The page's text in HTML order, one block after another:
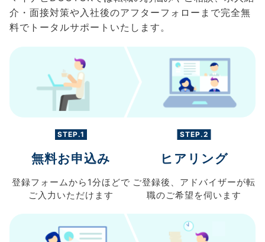
介・面接対策や入社後のアフターフォローまで完全無
料でトータルサポートいたします。
STEP.1
無料お申込み
登録フォームから 1分ほどで
ご入力 いただけます
STEP.2
ヒアリング
ご登録後、 アドバイザーが転
職のご希望を伺います